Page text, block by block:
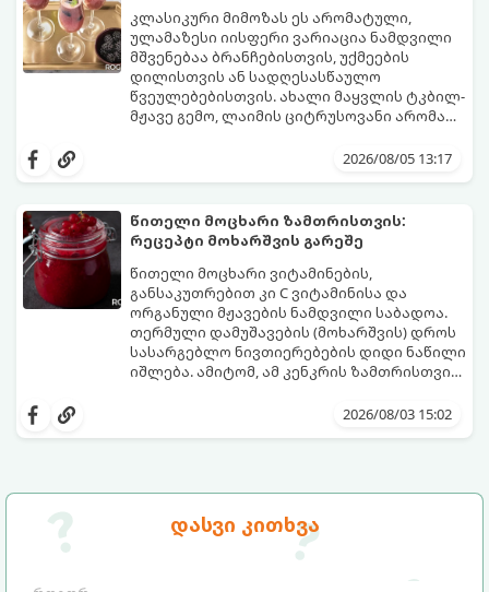
დასვი კითხვა
მომზადების დრო: 20 წუთი (დამატებით
მუხუდოს ჩალბობის დრო: 12-24 საათი)
შეწვის დრო: 10–15 წუთი ულუფა: 20–24 ცალი
ბურთულა (4–6 პორცია)
კლასიკური მიმოზას ეს არომატული,
ულამაზესი იისფერი ვარიაცია ნამდვილი
მშვენებაა ბრანჩებისთვის, უქმეების
დილისთვის ან სადღესასწაულო
წვეულებებისთვის. ახალი მაყვლის ტკბილ-
მჟავე გემო, ლაიმის ციტრუსოვანი არომატი
საოცრად დახვეწილ და მაგრილებელ
და მის მომზადებას მინიმალური
პორცია
2026/08/05 13:17
წითელი მოცხარი ზამთრისთვის:
რეცეპტი მოხარშვის გარეშე
წითელი მოცხარი ვიტამინების,
განსაკუთრებით კი C ვიტამინისა და
ორგანული მჟავების ნამდვილი საბადოა.
თერმული დამუშავების (მოხარშვის) დროს
სასარგებლო ნივთიერებების დიდი ნაწილი
იშლება. ამიტომ, ამ კენკრის ზამთრისთვის
მომზადებაა - მოხარშვის გარეშე.
ბუნებრივ, კაშკაშა გემოს, არომატს და
2026/08/03 15:02